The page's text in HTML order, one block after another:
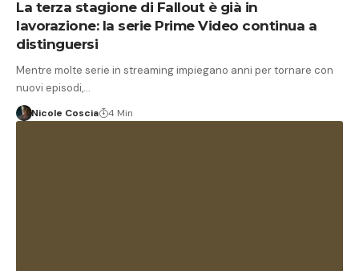
La terza stagione di Fallout è già in
lavorazione: la serie Prime Video continua a
distinguersi
Mentre molte serie in streaming impiegano anni per tornare con
nuovi episodi,…
Nicole Coscia 4 Min